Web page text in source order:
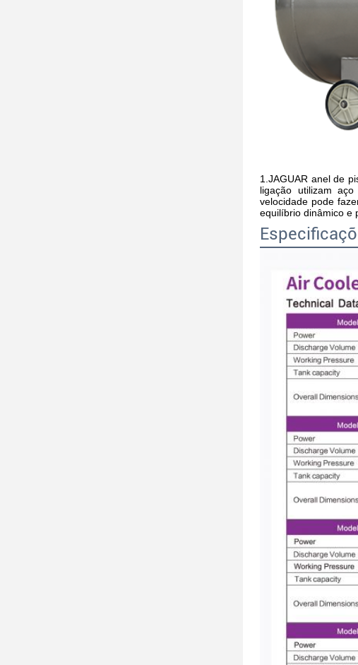
1.JAGUAR anel de
ligação utilizam
velocidade pode
equilíbrio dinâmico e